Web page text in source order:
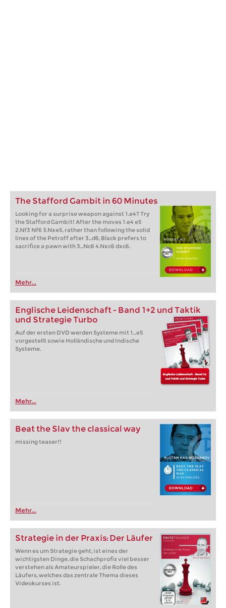
The Stafford Gambit in 60 Minutes
Looking for a surprise weapon against 1.e4? Try
the Stafford Gambit! After the moves 1.e4 e5
2.Nf3 Nf6 3.Nxe5, rather than following the solid
lines of the Petroff after 3...d6, Black prefers to
sacrifice a pawn with 3...Nc6 4.Nxc6 dxc6.
Mehr...
Englische Leidenschaft - Band 1+2 und Taktik
und Strategie Turbo
Auf der ersten DVD werden Systeme mit 1...e5
vorgestellt sowie Holländische und Indische
Systeme.
Mehr...
Beat the Slav the classical way
missing teaser!!
Mehr...
Strategie in der Praxis: Der Läufer
Wenn es um Strategie geht, ist eines der
wichtigsten Dinge, die Schachprofis viel besser
verstehen als Amateurspieler, die Rolle des
Läufers, welches das zentrale Thema dieses
Videokurses ist.